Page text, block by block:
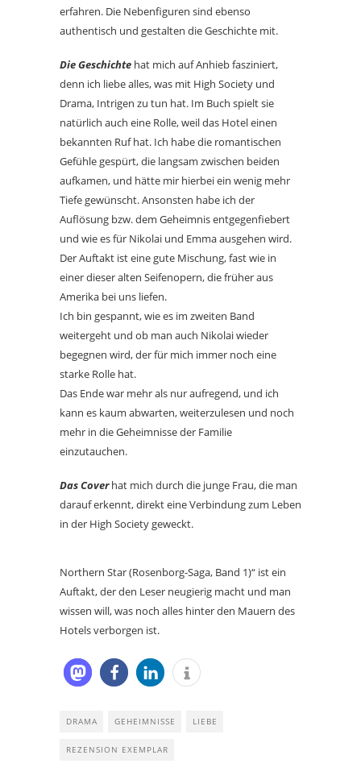
erfahren. Die Nebenfiguren sind ebenso
authentisch und gestalten die Geschichte mit.
Die Geschichte hat mich auf Anhieb fasziniert,
denn ich liebe alles, was mit High Society und
Drama, Intrigen zu tun hat. Im Buch spielt sie
natürlich auch eine Rolle, weil das Hotel einen
bekannten Ruf hat. Ich habe die romantischen
Gefühle gespürt, die langsam zwischen beiden
aufkamen, und hätte mir hierbei ein wenig mehr
Tiefe gewünscht. Ansonsten habe ich der
Auflösung bzw. dem Geheimnis entgegenfiebert
und wie es für Nikolai und Emma ausgehen wird.
Der Auftakt ist eine gute Mischung, fast wie in
einer dieser alten Seifenopern, die früher aus
Amerika bei uns liefen.
Ich bin gespannt, wie es im zweiten Band
weitergeht und ob man auch Nikolai wieder
begegnen wird, der für mich immer noch eine
starke Rolle hat.
Das Ende war mehr als nur aufregend, und ich
kann es kaum abwarten, weiterzulesen und noch
mehr in die Geheimnisse der Familie
einzutauchen.
Das Coverhat mich durch die junge Frau, die man
darauf erkennt, direkt eine Verbindung zum Leben
in der High Society geweckt.
Northern Star (Rosenborg-Saga, Band 1)“ ist ein
Auftakt, der den Leser neugierig macht und man
wissen will, was noch alles hinter den Mauern des
Hotels verborgen ist.
DRAMA GEHEIMNISSE LIEBE
REZENSION EXEMPLAR